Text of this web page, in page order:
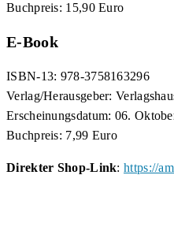
Buchpreis: 15,90 Euro
E-Book
ISBN-13: 978-3758163296
Verlag/Herausgeber:
Erscheinungsdatum: 06.
Buchpreis: 7,99 Euro
Direkter Shop-Link:https://